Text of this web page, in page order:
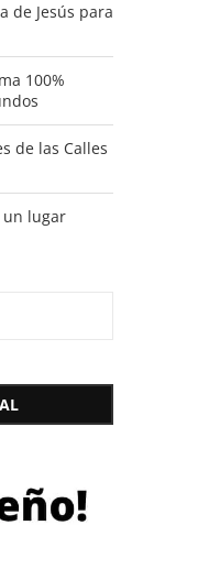
de Jesús para
100%
de las Calles
un lugar